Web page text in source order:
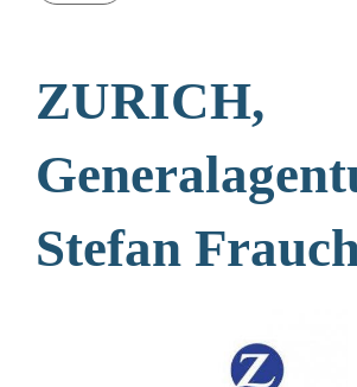
ZURICH,
Stefan